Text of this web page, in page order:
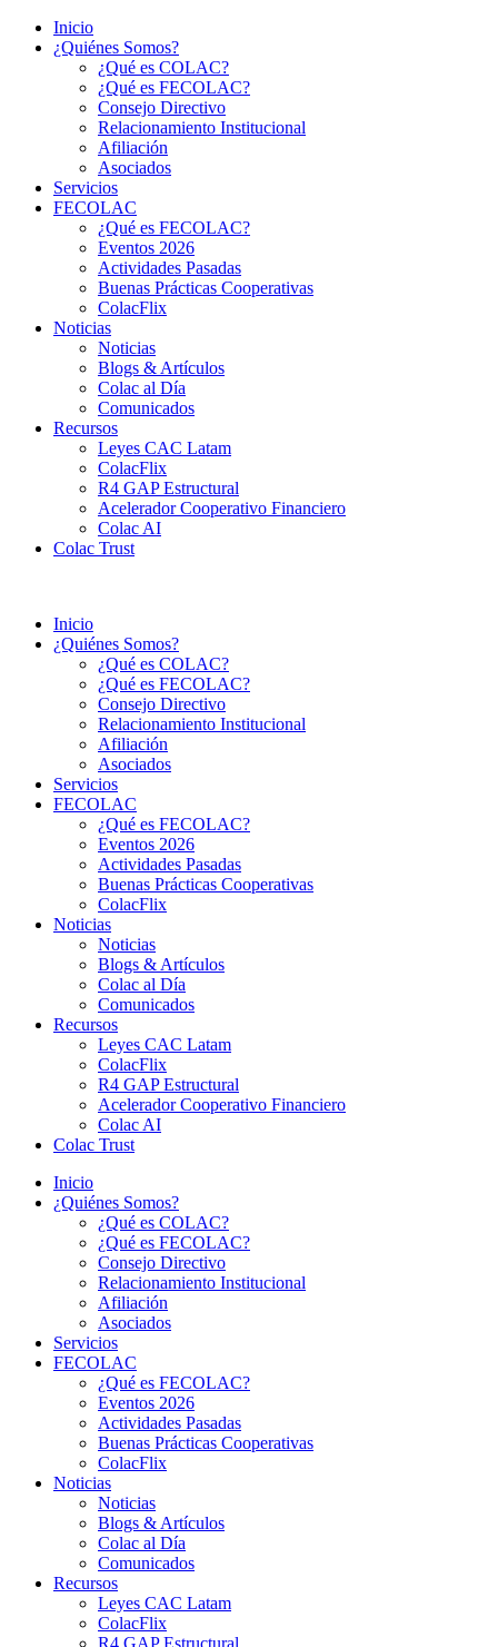
Inicio
¿Quiénes Somos?
¿Qué es COLAC?
¿Qué es FECOLAC?
Consejo Directivo
Relacionamiento Institucional
Afiliación
Asociados
Servicios
FECOLAC
¿Qué es FECOLAC?
Eventos 2026
Actividades Pasadas
Buenas Prácticas Cooperativas
ColacFlix
Noticias
Noticias
Blogs & Artículos
Colac al Día
Comunicados
Recursos
Leyes CAC Latam
ColacFlix
R4 GAP Estructural
Acelerador Cooperativo Financiero
Colac AI
Colac Trust
Inicio
¿Quiénes Somos?
¿Qué es COLAC?
¿Qué es FECOLAC?
Consejo Directivo
Relacionamiento Institucional
Afiliación
Asociados
Servicios
FECOLAC
¿Qué es FECOLAC?
Eventos 2026
Actividades Pasadas
Buenas Prácticas Cooperativas
ColacFlix
Noticias
Noticias
Blogs & Artículos
Colac al Día
Comunicados
Recursos
Leyes CAC Latam
ColacFlix
R4 GAP Estructural
Acelerador Cooperativo Financiero
Colac AI
Colac Trust
Inicio
¿Quiénes Somos?
¿Qué es COLAC?
¿Qué es FECOLAC?
Consejo Directivo
Relacionamiento Institucional
Afiliación
Asociados
Servicios
FECOLAC
¿Qué es FECOLAC?
Eventos 2026
Actividades Pasadas
Buenas Prácticas Cooperativas
ColacFlix
Noticias
Noticias
Blogs & Artículos
Colac al Día
Comunicados
Recursos
Leyes CAC Latam
ColacFlix
R4 GAP Estructural